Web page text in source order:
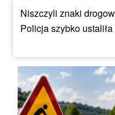
Niszczyli znaki
Policja szybko